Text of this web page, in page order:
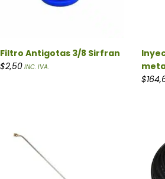
Filtro Antigotas 3/8 Sirfran
$2,50 INC. IVA.
$